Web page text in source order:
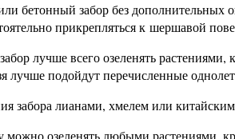
бетонный забор без дополнительных
прикрепляться к шершавой
лучше всего озеленять
лучше подойдут перечисленные
забора лианами, хмелем или
можно озеленять любыми растениями,